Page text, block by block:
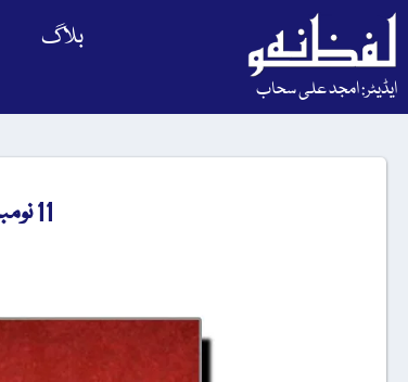
ایڈیٹر: امجد علی سحاب
بلاگ
11 نومبر، مولانا ابوالکلام آزاد کا یومِ پیدائش